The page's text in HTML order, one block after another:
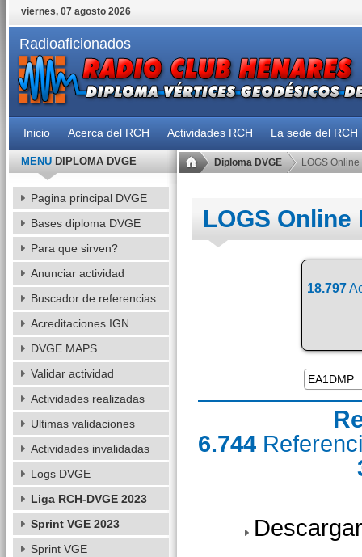
viernes, 07 agosto 2026
Radioaficionados
Inicio Acerca del RCH Actividades RCH La sede del RCH
Diploma DVGE LOGS Online
LOGS Online
18.797
6.744
MENUDIPLOMA DVGE
Pagina principal DVGE
Bases diploma DVGE
Para que sirven?
Anunciar actividad
Buscador de referencias
Acreditaciones IGN
DVGE MAPS
Validar actividad
Actividades realizadas
Ultimas validaciones
Actividades invalidadas
Logs DVGE
Liga RCH-DVGE 2023
Sprint VGE 2023
Sprint VGE